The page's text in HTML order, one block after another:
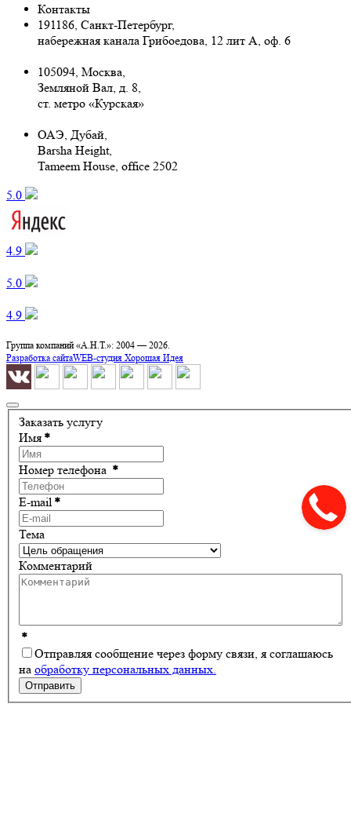
Контакты
191186, Санкт-Петербург,
набережная канала Грибоедова, 12 лит А, оф. 6
105094, Москва
Земляной Вал, д. 8,
ст. метро «Курская»
ОАЭ, Дубай,
Barsha Height,
Tameem House, office 2502
5.0 ‌
4.9 ‌
5.0 ‌
4.9 ‌
Группа компаний «А.Н.Т.»: 2004 —2026.
Разработка сайтаWEB-студия Хорошая Идея
Заказать услугу
Имя *
Номер телефона *
E-mail *
Тема
Комментарий
*
Отправляя сообщение через форму связи, я соглашаюсь
на обработку персональных данных.
Отправить